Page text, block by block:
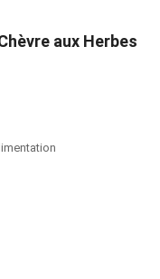
aux Herbes